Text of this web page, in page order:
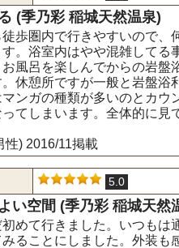
(季乃彩 稲城天然温泉)
歩圏内で行きやすいので、
。浴室内はやや混雑してる
お風呂を楽しんでからの岩
。休憩所ですが一般と岩盤
ンガの種類が多いのとカウ
てしまいます。全体的に
性) 2016/11掲載
5.0
い空間 (季乃彩 稲城天然
めて行きました。いつもは
ることにしました。外装も